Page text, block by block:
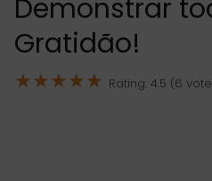
Demonstrar
Gratidão!
★★★★★ Rating: 4.5 (6